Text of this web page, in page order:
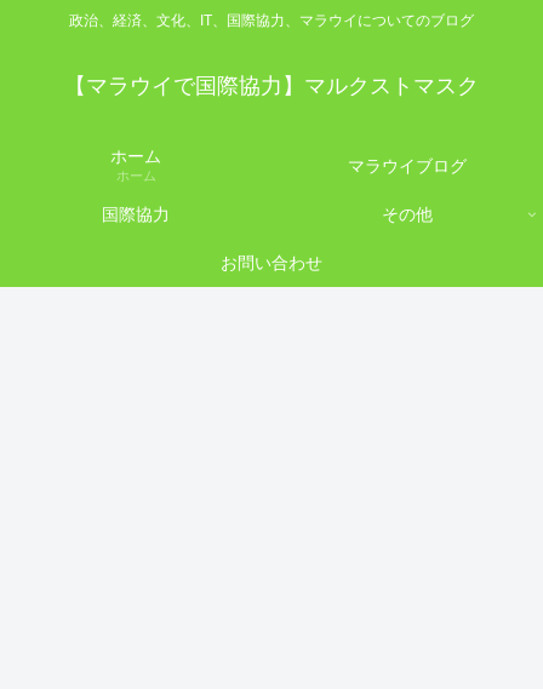
政治、経済、文化、IT、国際協力、マラウイについてのブログ
【マラウイで国際協力】マルクストマスク
ホーム
ホーム マラウイブログ
国際協力 その他
お問い合わせ